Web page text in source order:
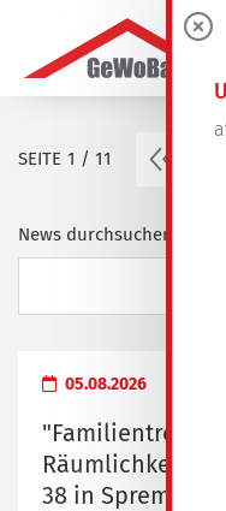
SEITE 1 / 11
News durchsuchen ...
05.08.2026
"Familientreff" -
Räumlichkeiten
38 in